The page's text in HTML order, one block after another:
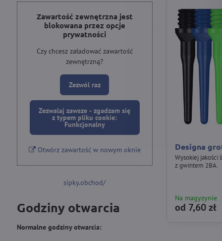
Designa
Wysokiej jakości
z gwintem 2BA.
Na magyzynie
od 7,60 zł
w
pełnym
tekście
Zawartość zewnętrzna jest
blokowana przez opcje
prywatności
Czy chcesz załadować zawartość
zewnętrzną?
Zezwól raz
Zezwalaj zawsze - zgadzam się
z typem pliku cookie:
Funkcjonalny
Otwórz zawartość w nowym oknie
sipky.obchod/
Godziny otwarcia
Normalne godziny otwarcia: